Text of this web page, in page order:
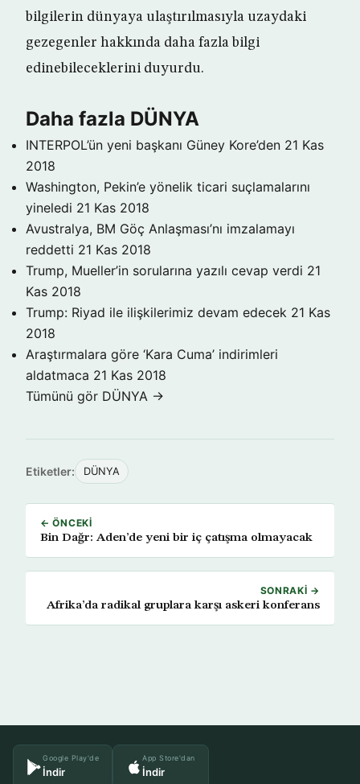
bilgilerin dünyaya ulaştırılmasıyla uzaydaki
gezegenler hakkında daha fazla bilgi
edinebileceklerini duyurdu.
Daha fazla DÜNYA
INTERPOL’ün yeni başkanı Güney Kore’den 21 Kas
2018
Washington, Pekin’e yönelik ticari suçlamalarını
yineledi 21 Kas 2018
Avustralya, BM Göç Anlaşması’nı imzalamayı
reddetti 21 Kas 2018
Trump, Mueller’in sorularına yazılı cevap verdi 21
Kas 2018
Trump: Riyad ile ilişkilerimiz devam edecek 21 Kas
2018
Araştırmalara göre ‘Kara Cuma’ indirimleri
aldatmaca 21 Kas 2018
Tümünü gör DÜNYA →
Etiketler: DÜNYA
← ÖNCEKI
Bin Dağr: Aden’de yeni bir iç çatışma olmayacak
SONRAKI →
Afrika’da radikal gruplara karşı askeri konferans
Google Play'de
İndir
App Store'dan
İndir